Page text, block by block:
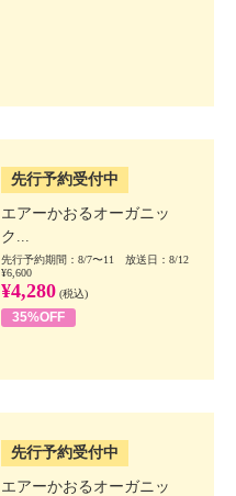
先行予約受付中
エアーかおるオーガニッ
ク...
先行予約期間：8/7〜11 放送日：8/12
¥6,600
¥4,280 (税込)
35%OFF
先行予約受付中
エアーかおるオーガニッ